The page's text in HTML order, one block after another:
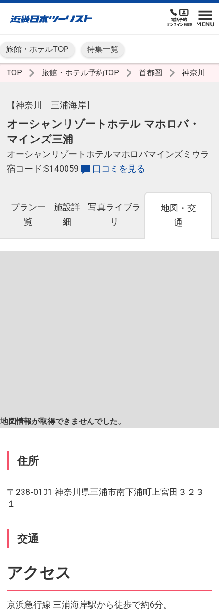
旅館・ホテルTOP 特集一覧
TOP 旅館・ホテル予約TOP 首都圏 神奈川
【神奈川 三浦海岸】
オーシャンリゾートホテル マホロバ・
マインズ三浦
オーシャンリゾートホテルマホロバマインズミウラ
宿コード:S140059
口コミを見る
プラン一
覧
施設詳
細
写真ライブラ
リ
地図・交
通
地図情報が取得できませんでした。
住所
〒238-0101 神奈川県三浦市南下浦町上宮田３２３
１
交通
アクセス
京浜急行線 三浦海岸駅から徒歩で約6分。